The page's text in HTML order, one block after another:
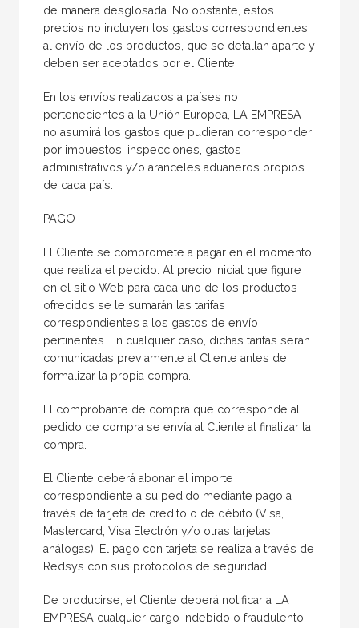
de manera desglosada. No obstante, estos
precios no incluyen los gastos correspondientes
al envío de los productos, que se detallan aparte y
deben ser aceptados por el Cliente.
En los envíos realizados a países no
pertenecientes a la Unión Europea, LA EMPRESA
no asumirá los gastos que pudieran corresponder
por impuestos, inspecciones, gastos
administrativos y/o aranceles aduaneros propios
de cada país.
PAGO
El Cliente se compromete a pagar en el momento
que realiza el pedido. Al precio inicial que figure
en el sitio Web para cada uno de los productos
ofrecidos se le sumarán las tarifas
correspondientes a los gastos de envío
pertinentes. En cualquier caso, dichas tarifas serán
comunicadas previamente al Cliente antes de
formalizar la propia compra.
El comprobante de compra que corresponde al
pedido de compra se envía al Cliente al finalizar la
compra.
El Cliente deberá abonar el importe
correspondiente a su pedido mediante pago a
través de tarjeta de crédito o de débito (Visa,
Mastercard, Visa Electrón y/o otras tarjetas
análogas). El pago con tarjeta se realiza a través de
Redsys con sus protocolos de seguridad.
De producirse, el Cliente deberá notificar a LA
EMPRESA cualquier cargo indebido o fraudulento